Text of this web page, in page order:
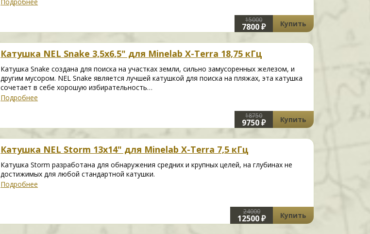
15000
7800 ₽ Купить
Катушка NEL Snake 3,5х6,5" для Minelab X-Terra 18,75 кГц
Катушка Snake создана для поиска на участках земли, сильно замусоренных железом, и
другим мусором. NEL Snake является лучшей катушкой для поиска на пляжах, эта катушка
сочетает в себе хорошую избирательность…
Подробнее
18750
9750 ₽ Купить
Катушка NEL Storm 13х14" для Minelab X-Terra 7,5 кГц
Катушка Storm разработана для обнаружения средних и крупных целей, на глубинах не
достижимых для любой стандартной катушки.
Подробнее
24000
12500 ₽ Купить